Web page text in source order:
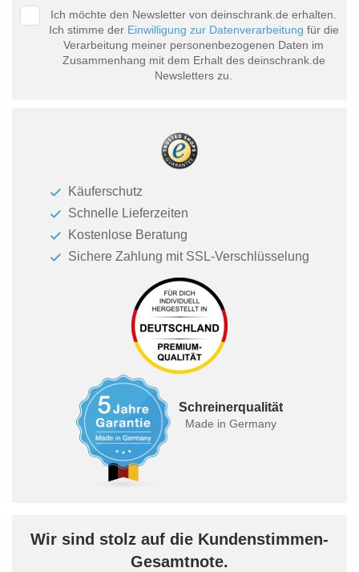
Ich möchte den Newsletter von deinschrank.de erhalten.
Ich stimme der Einwilligung zur Datenverarbeitung für die
Verarbeitung meiner personenbezogenen Daten im
Zusammenhang mit dem Erhalt des deinschrank.de
Newsletters zu.
Käuferschutz
Schnelle Lieferzeiten
Kostenlose Beratung
Sichere Zahlung mit SSL-Verschlüsselung
Schreinerqualität
Made in Germany
Wir sind stolz auf die Kundenstimmen-
Gesamtnote.